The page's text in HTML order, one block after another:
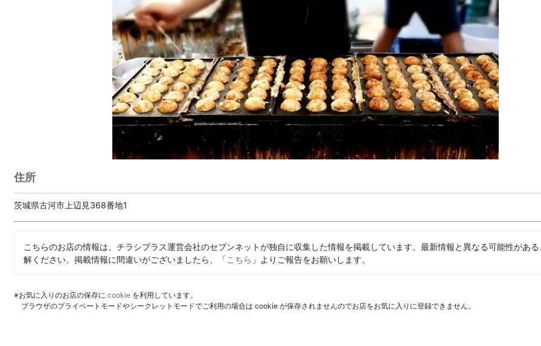
住所
茨城県古河市上辺見368番地1
こちらのお店の情報は、チラシプラス運営会社のセブンネットが独自に収集した情報を掲載しています。最新情報と異なる可能性があ
解ください。掲載情報に間違いがございましたら、「こちら 」よりご報告をお願いします。
※お気に入りのお店の保存に cookie を利用しています。
ブラウザのプライベートモードやシークレットモードでご利用の場合は cookie が保存されませんのでお店をお気に入りに登録できません。